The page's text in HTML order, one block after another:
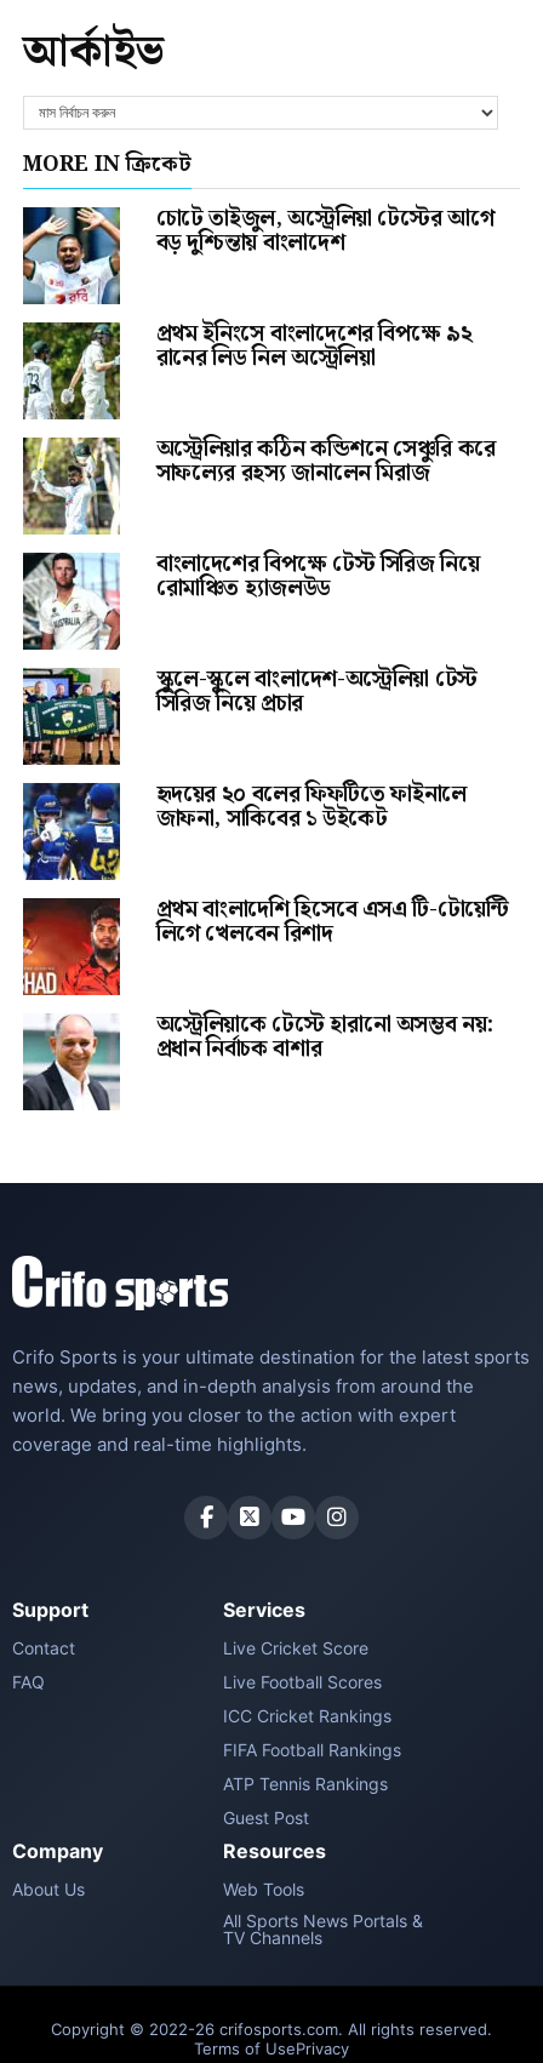
আর্কাইভ
MORE IN ক্রিকেট
চোটে তাইজুল, অস্ট্রেলিয়া টেস্টের আগে
বড় দুশ্চিন্তায় বাংলাদেশ
প্রথম ইনিংসে বাংলাদেশের বিপক্ষে ৯২
রানের লিড নিল অস্ট্রেলিয়া
অস্ট্রেলিয়ার কঠিন কন্ডিশনে সেঞ্চুরি করে
সাফল্যের রহস্য জানালেন মিরাজ
বাংলাদেশের বিপক্ষে টেস্ট সিরিজ নিয়ে
রোমাঞ্চিত হ্যাজলউড
স্কুলে-স্কুলে বাংলাদেশ-অস্ট্রেলিয়া টেস্ট
সিরিজ নিয়ে প্রচার
হৃদয়ের ২০ বলের ফিফটিতে ফাইনালে
জাফনা, সাকিবের ১ উইকেট
প্রথম বাংলাদেশি হিসেবে এসএ টি-টোয়েন্টি
লিগে খেলবেন রিশাদ
অস্ট্রেলিয়াকে টেস্টে হারানো অসম্ভব নয়:
প্রধান নির্বাচক বাশার
Crifo Sports is your ultimate destination for the latest sports
news, updates, and in-depth analysis from around the
world. We bring you closer to the action with expert
coverage and real-time highlights.
Support
Contact
FAQ
Services
Live Cricket Score
Live Football Scores
ICC Cricket Rankings
FIFA Football Rankings
ATP Tennis Rankings
Guest Post
Company
About Us
Resources
Web Tools
All Sports News Portals &
TV Channels
Copyright © 2022-26 crifosports.com. All rights reserved.
Terms of UsePrivacy